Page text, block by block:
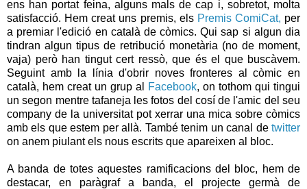
ens han portat feina, alguns mals de cap i, sobretot, molta
satisfacció. Hem creat uns premis, els Premis ComiCat, per
a premiar l'edició en català de còmics. Qui sap si algun dia
tindran algun tipus de retribució monetària (no de moment,
vaja) però han tingut cert ressò, que és el que buscàvem.
Seguint amb la línia d'obrir noves fronteres al còmic en
català, hem creat un grup al
Facebook, on tothom qui tingui
un segon mentre tafaneja les fotos del cosí de l'amic del seu
company de la universitat pot xerrar una mica sobre còmics
amb els que estem per allà. També tenim un canal de twitter
on anem piulant els nous escrits que apareixen al bloc.
A banda de totes aquestes ramificacions del bloc, hem de
destacar, en paràgraf a banda, el projecte germà de